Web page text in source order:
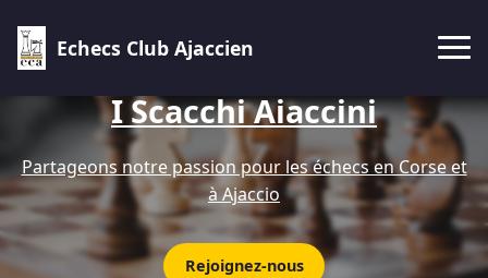
Echecs Club Ajaccien
I Scacchi Aiaccini
Partageons notre passion pour les échecs en Corse et
à Ajaccio
Rejoignez-nous